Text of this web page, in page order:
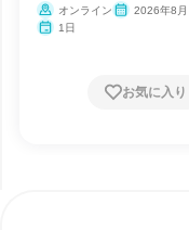
オンライン
2026年8月
1日
お気に入り